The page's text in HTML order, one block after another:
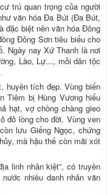
trú quan trọng của người
văn hóa Đa Bút (Đa Bút,
đặc biệt nền văn hóa Đông
Đông Sơn tiêu biểu cho
Ngày nay Xứ Thanh là nơi
Lào, Lự..., mỗi dân tộc
huyền tích đẹp. Vùng biển
Tiêm bị Hùng Vương hiểu
hạt, vợ chồng chàng gieo
đỏ lòng cho đời. Vùng ven
lưu Giếng Ngọc, chứng
mà hậu thế còn mãi xót
linh nhân kiệt”, có truyền
nhiều danh nhân văn